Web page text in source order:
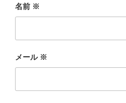
名前 ※
メール ※